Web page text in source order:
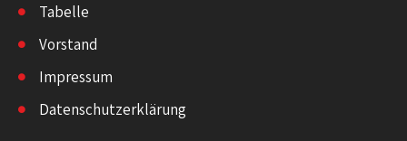
Tabelle
Vorstand
Impressum
Datenschutzerklärung